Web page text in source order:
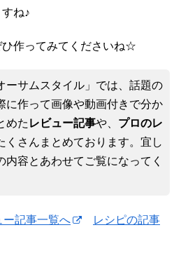
ね♪
作ってみてくださいね☆
ーサムスタイル」では、話題の
に作って画像や動画付きで分か
めた レビュー記事や、 プロのレ
くさんまとめております。宜し
内容とあわせてご覧になってく
ー記事一覧へ
レシピの記事